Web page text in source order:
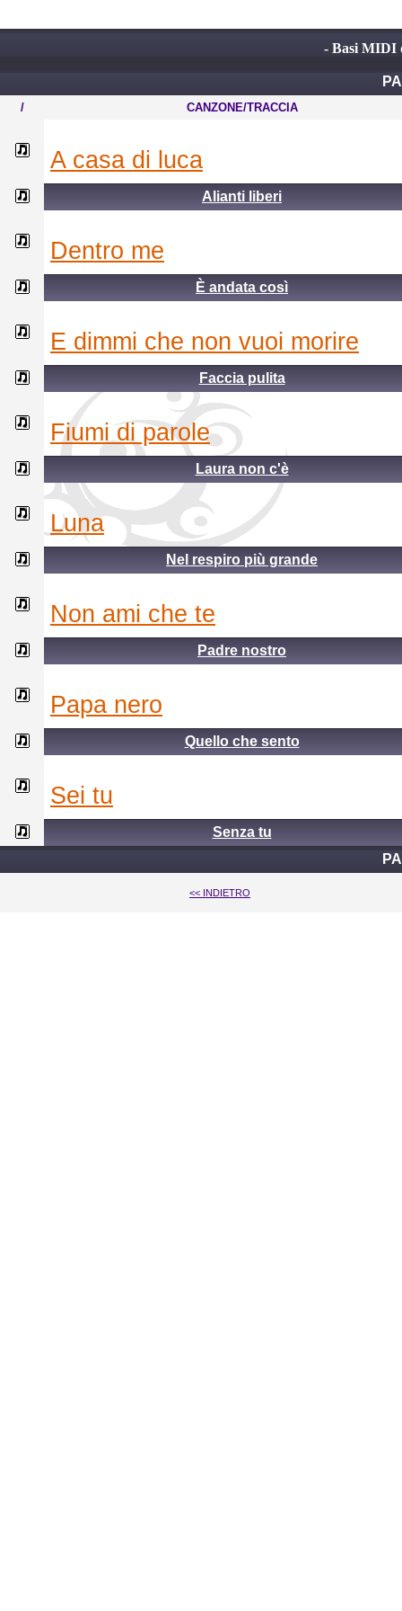
- Basi MIDI
/ CANZONE/TRACCIA
a casa di luca
Alianti liberi
dentro me
È andata così
e dimmi che non vuoi morire
Faccia pulita
fiumi di parole
Laura non c'è
luna
Nel respiro più grande
non ami che te
Padre nostro
papa nero
Quello che sento
sei tu
Senza tu
<< INDIETRO